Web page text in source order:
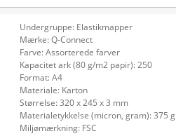
Undergruppe: Elastikmapper
Mærke: Q-Connect
Farve: Assorterede farver
Kapacitet ark (80 g/m2 papir): 250
Format: A4
Materiale: Karton
Størrelse: 320 x 245 x 3 mm
Materialetykkelse (micron, gram): 375 g
Miljømærkning: FSC